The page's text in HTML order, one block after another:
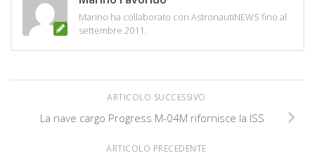
Marino ha collaborato con AstronautiNEWS fino al
settembre 2011.
ARTICOLO SUCCESSIVO
La nave cargo Progress M-04M rifornisce la ISS
ARTICOLO PRECEDENTE